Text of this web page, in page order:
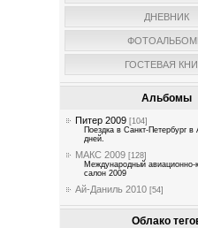
ДНЕВНИК
ГОСТЕВАЯ
Альбомы
Питер 2009 [104]
Поездка в Санкт-Петербург в
дней.
МАКС 2009 [128]
Международный авиационно-
салон 2009
Ай-Даниль 2010 [54]
Облако